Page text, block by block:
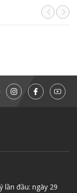
lần đầu: ngày 29